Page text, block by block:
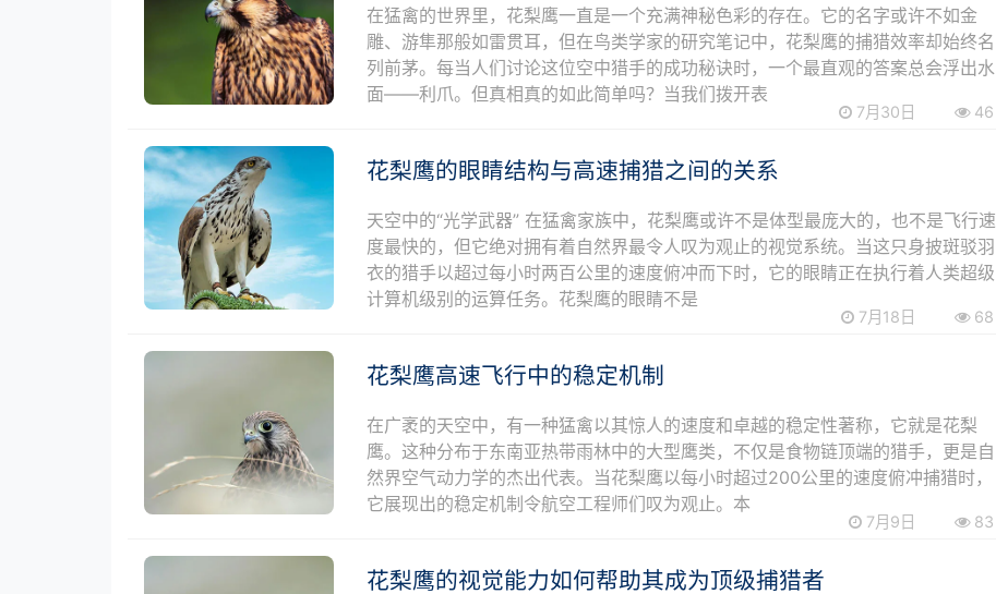
在猛禽的世界里，花梨鹰一直是一个充满神秘色彩的存在。它的名字或许不如金
雕、游隼那般如雷贯耳，但在鸟类学家的研究笔记中，花梨鹰的捕猎效率却始终名
列前茅。每当人们讨论这位空中猎手的成功秘诀时，一个最直观的答案总会浮出水
面——利爪。但真相真的如此简单吗？当我们拨开表
7月30日 46
花梨鹰的眼睛结构与高速捕猎之间的关系
天空中的“光学武器” 在猛禽家族中，花梨鹰或许不是体型最庞大的，也不是飞行速
度最快的，但它绝对拥有着自然界最令人叹为观止的视觉系统。当这只身披斑驳羽
衣的猎手以超过每小时两百公里的速度俯冲而下时，它的眼睛正在执行着人类超级
计算机级别的运算任务。花梨鹰的眼睛不是
7月18日 68
花梨鹰高速飞行中的稳定机制
在广袤的天空中，有一种猛禽以其惊人的速度和卓越的稳定性著称，它就是花梨
鹰。这种分布于东南亚热带雨林中的大型鹰类，不仅是食物链顶端的猎手，更是自
然界空气动力学的杰出代表。当花梨鹰以每小时超过200公里的速度俯冲捕猎时，
它展现出的稳定机制令航空工程师们叹为观止。本
7月9日 83
花梨鹰的视觉能力如何帮助其成为顶级捕猎者